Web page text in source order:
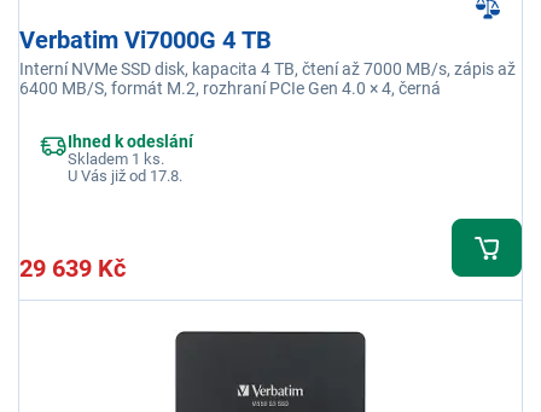
Verbatim Vi7000G 4 TB
Interní NVMe SSD disk, kapacita 4 TB, čtení až 7000 MB/s, zápis až
6400 MB/S, formát M.2, rozhraní PCIe Gen 4.0 × 4, černá
Ihned k odeslání
Skladem 1 ks.
U Vás již od 17.8.
29 639 Kč